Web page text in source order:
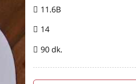
11.6B
14
90 dk.